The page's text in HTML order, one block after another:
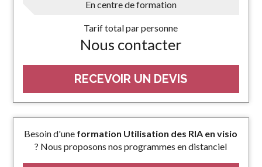
En centre de formation
Tarif total par personne
Nous contacter
RECEVOIR UN DEVIS
Besoin d'une formation Utilisation des RIA en visio
? Nous proposons nos programmes en distanciel